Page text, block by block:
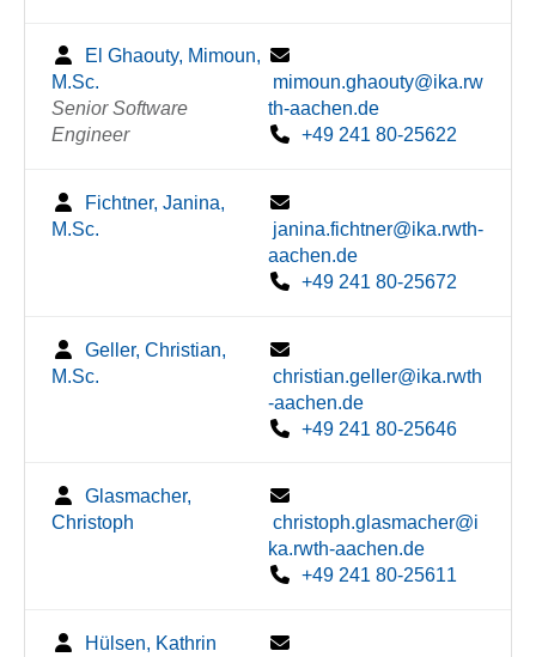
El Ghaouty, Mimoun,
M.Sc.
Senior Software
Engineer
mimoun.ghaouty@ika.rw
th-aachen.de
+49 241 80-25622
Fichtner, Janina,
M.Sc.
janina.fichtner@ika.rwth-
aachen.de
+49 241 80-25672
Geller, Christian,
M.Sc.
christian.geller@ika.rwth
-aachen.de
+49 241 80-25646
Glasmacher,
Christoph
christoph.glasmacher@i
ka.rwth-aachen.de
+49 241 80-25611
Hülsen, Kathrin